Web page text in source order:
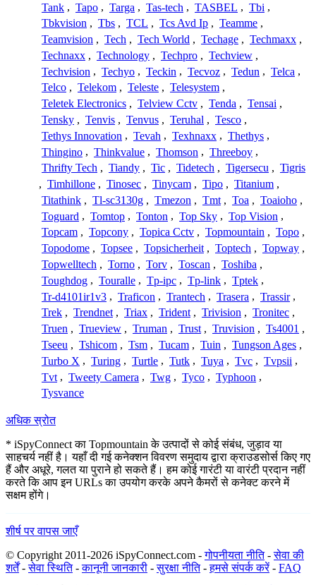
Tank , Tapo , Targa , Tas-tech , TASBEL , Tbi ,
Tbkvision , Tbs , TCL , Tcs Avd Ip , Teamme ,
Teamvision , Tech , Tech World , Techage , Techmaxx ,
Technaxx , Technology , Techpro , Techview ,
Techvision , Techyo , Teckin , Tecvoz , Tedun , Telca ,
Telco , Telekom , Teleste , Telesystem ,
Teletek Electronics , Telview Cctv , Tenda , Tensai ,
Tensky , Tenvis , Tenvus , Teruhal , Tesco ,
Tethys Innovation , Tevah , Texhnaxx , Thethys ,
Thingino , Thinkvalue , Thomson , Threeboy ,
Thrifty Tech , Tiandy , Tic , Tidetech , Tigersecu , Tigris
, Timhillone , Tinosec , Tinycam , Tipo , Titanium ,
Titathink , Tl-sc3130g , Tmezon , Tmt , Toa , Toaioho ,
Toguard , Tomtop , Tonton , Top Sky , Top Vision ,
Topcam , Topcony , Topica Cctv , Topmountain , Topo ,
Topodome , Topsee , Topsicherheit , Toptech , Topway ,
Topwelltech , Torno , Torv , Toscan , Toshiba ,
Toughdog , Touralle , Tp-ipc , Tp-link , Tptek ,
Tr-d4101ir1v3 , Traficon , Trantech , Trasera , Trassir ,
Trek , Trendnet , Triax , Trident , Trivision , Tronitec ,
Truen , Trueview , Truman , Trust , Truvision , Ts4001 ,
Tseeu , Tshicom , Tsm , Tucam , Tuin , Tungson Ages ,
Turbo X , Turing , Turtle , Tutk , Tuya , Tvc , Tvpsii ,
Tvt , Tweety Camera , Twg , Tyco , Typhoon ,
Tysvance
अधिक स्रोत
* iSpyConnect का Topmountain के उत्पादों से कोई संबंध, जुड़ाव या
साहचर्य नहीं है। यहाँ दी गई कनेक्शन विवरण समुदाय द्वारा क्राउडसोर्स किए गए
हैं और अधूरे, गलत या पुराने हो सकते हैं। हम कोई गारंटी या वारंटी प्रदान नहीं
करते कि आप इन URLs का उपयोग करके अपने कैमरों से कनेक्ट करने में
सक्षम होंगे।
शीर्ष पर वापस जाएँ
© Copyright 2011-2026 iSpyConnect.com -गोपनीयता नीति-सेवा की
शर्तें-सेवा स्थिति-कानूनी जानकारी -सुरक्षा नीति-हमसे संपर्क करें- FAQ